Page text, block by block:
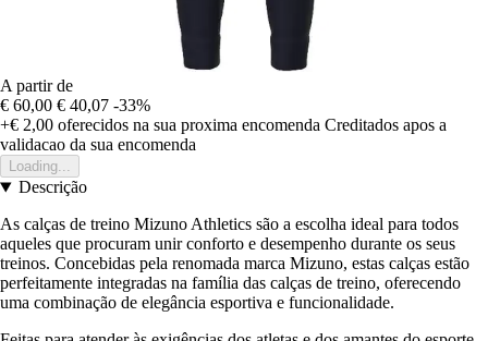
A partir de
€ 60,00 € 40,07 -33%
+€ 2,00 oferecidos na sua proxima encomenda Creditados apos a
validacao da sua encomenda
Loading...
Descrição
As calças de treino Mizuno Athletics são a escolha ideal para todos
aqueles que procuram unir conforto e desempenho durante os seus
treinos. Concebidas pela renomada marca Mizuno, estas calças estão
perfeitamente integradas na família das calças de treino, oferecendo
uma combinação de elegância esportiva e funcionalidade.